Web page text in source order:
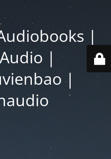
|
|
|